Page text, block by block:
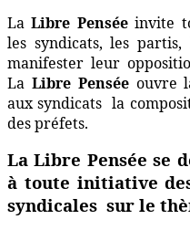
LaLibre Penséeinvite
les syndicats, les
manifester leur
La Libre Penséeouvre
aux syndicats la
des préfets.
La Libre Pensée se
à toute initiative
syndicales sur le